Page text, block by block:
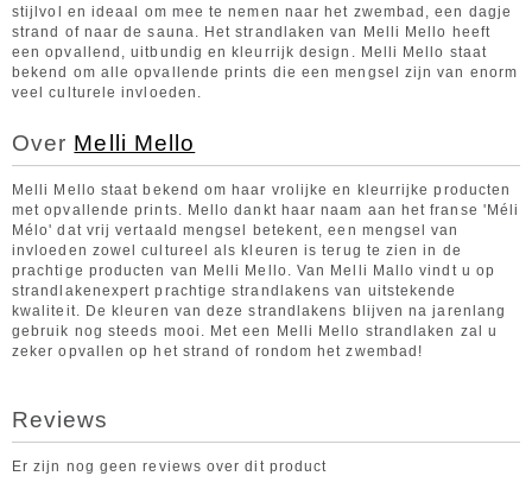
stijlvol en ideaal om mee te nemen naar het zwembad, een dagje
strand of naar de sauna. Het strandlaken van Melli Mello heeft
een opvallend, uitbundig en kleurrijk design. Melli Mello staat
bekend om alle opvallende prints die een mengsel zijn van enorm
veel culturele invloeden.
Over Melli Mello
Melli Mello staat bekend om haar vrolijke en kleurrijke producten
met opvallende prints. Mello dankt haar naam aan het franse 'Méli
Mélo' dat vrij vertaald mengsel betekent, een mengsel van
invloeden zowel cultureel als kleuren is terug te zien in de
prachtige producten van Melli Mello. Van Melli Mallo vindt u op
strandlakenexpert prachtige strandlakens van uitstekende
kwaliteit. De kleuren van deze strandlakens blijven na jarenlang
gebruik nog steeds mooi. Met een Melli Mello strandlaken zal u
zeker opvallen op het strand of rondom het zwembad!
Reviews
Er zijn nog geen reviews over dit product